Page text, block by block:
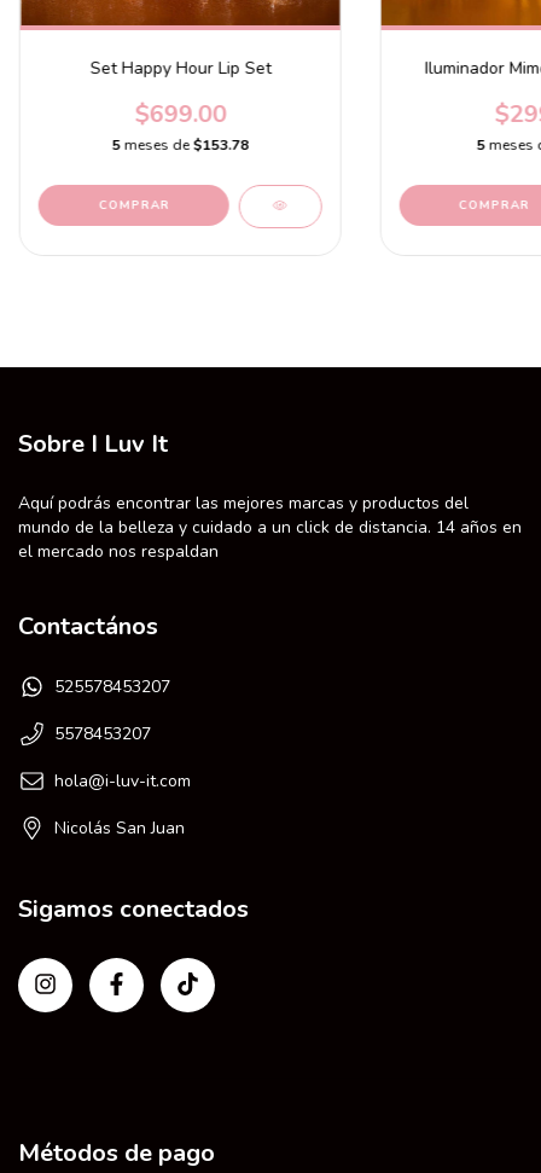
Set Happy Hour Lip Set
$699.00
5meses de$153.78
Iluminador
5meses
Sobre I Luv It
Aquí podrás encontrar las mejores marcas y productos del
mundo de la belleza y cuidado a un click de distancia. 14 años en
el mercado nos respaldan
Contactános
525578453207
5578453207
hola@i-luv-it.com
Nicolás San Juan
Sigamos conectados
Métodos de pago